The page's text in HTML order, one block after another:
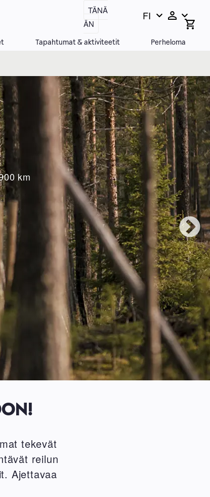
TÄNÄ
ÄN
bar
Vaihda
nykyinen
FI
Tapahtumat & aktiviteetit Perheloma
km
tekevät
reilun
Ajettavaa